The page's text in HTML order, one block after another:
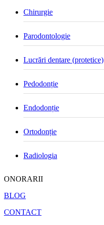
Chirurgie
Parodontologie
Lucrări dentare (protetice)
Pedodonție
Endodonție
Ortodonție
Radiologia
ONORARII
BLOG
CONTACT